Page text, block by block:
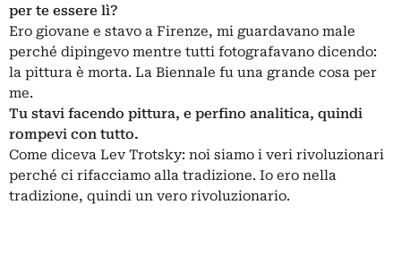
per te essere lì?
Ero giovane e stavo a Firenze, mi guardavano male
perché dipingevo mentre tutti fotografavano dicendo:
la pittura è morta. La Biennale fu una grande cosa per
me.
Tu stavi facendo pittura, e perfino analitica, quindi
rompevi con tutto.
Come diceva Lev Trotsky: noi siamo i veri rivoluzionari
perché ci rifacciamo alla tradizione. Io ero nella
tradizione, quindi un vero rivoluzionario.